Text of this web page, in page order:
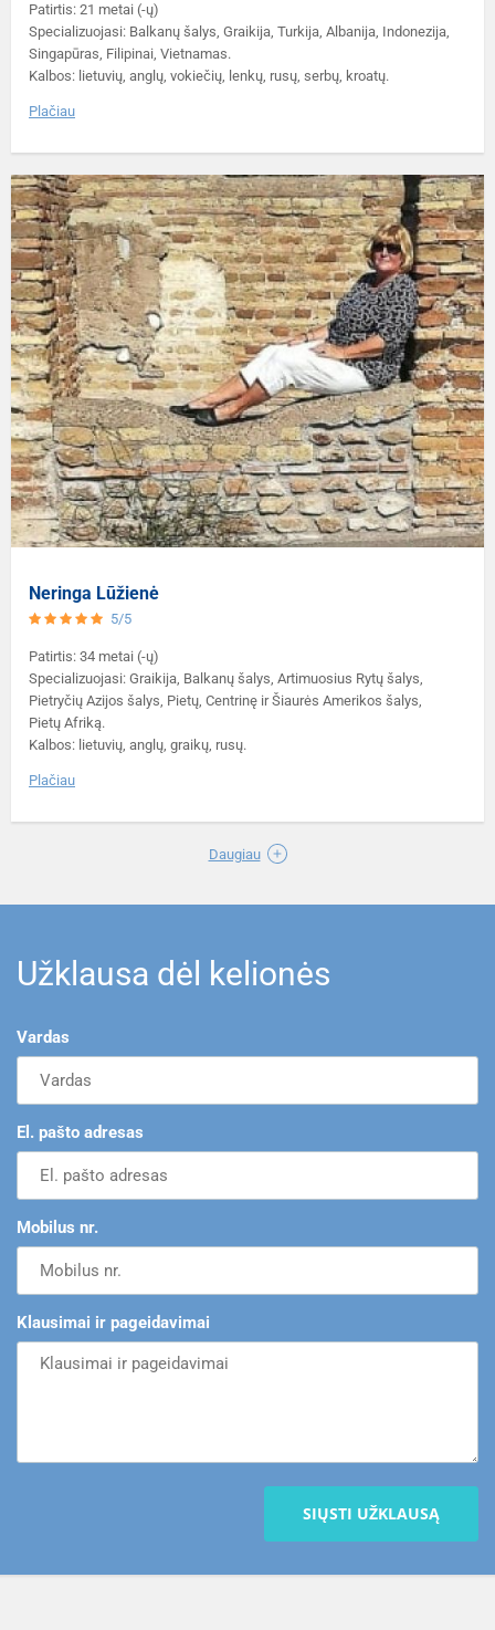
Patirtis: 21 metai (-ų)
Specializuojasi: Balkanų šalys, Graikija, Turkija, Albanija, Indonezija,
Singapūras, Filipinai, Vietnamas.
Kalbos: lietuvių, anglų, vokiečių, lenkų, rusų, serbų, kroatų.
Plačiau
Neringa Lūžienė
5/5
Patirtis: 34 metai (-ų)
Specializuojasi: Graikija, Balkanų šalys, Artimuosius Rytų šalys,
Pietryčių Azijos šalys, Pietų, Centrinę ir Šiaurės Amerikos šalys,
Pietų Afriką.
Kalbos: lietuvių, anglų, graikų, rusų.
Plačiau
Daugiau
Užklausa dėl kelionės
Vardas
El. pašto adresas
Mobilus nr.
Klausimai ir pageidavimai
SIŲSTI UŽKLAUSĄ